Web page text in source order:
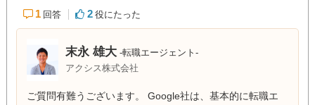
1 回答 2 役にたった
末永 雄大 -転職エージェント-
アクシス株式会社
ご質問有難うございます。 Google社は、基本的に転職エ